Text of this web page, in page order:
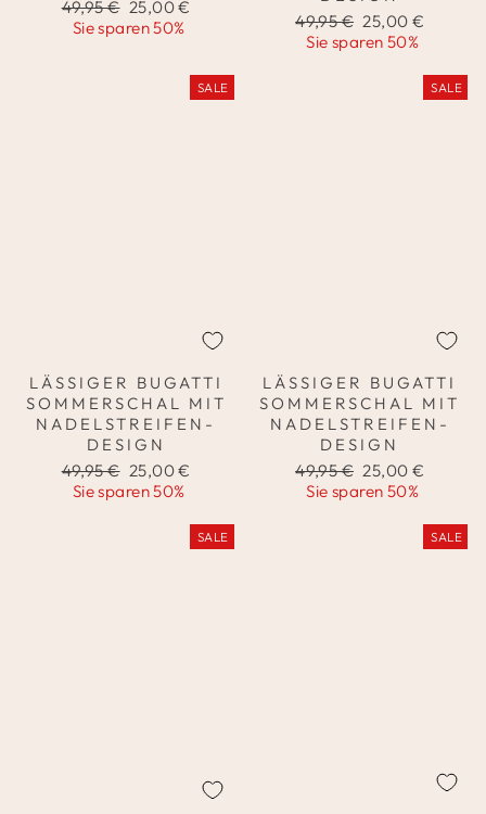
Normaler
Preis
49,95 € Sonderpreis
25,00 €
Sie sparen 50%
Normaler
Preis
49,95 € Sonderpreis
25,00 €
Sie sparen 50%
SALE
LÄSSIGER BUGATTI
SOMMERSCHAL MIT
NADELSTREIFEN-
DESIGN
Normaler
Preis
49,95 € Sonderpreis
25,00 €
Sie sparen 50%
SALE
LÄSSIGER BUGATTI
SOMMERSCHAL MIT
NADELSTREIFEN-
DESIGN
Normaler
Preis
49,95 € Sonderpreis
25,00 €
Sie sparen 50%
SALE SALE